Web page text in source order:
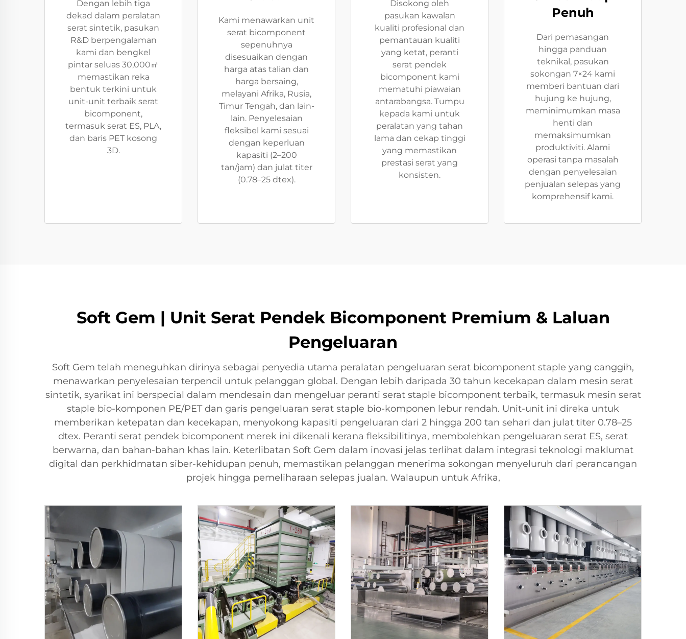
Dengan lebih tiga
dekad dalam peralatan
serat sintetik, pasukan
R&D berpengalaman
kami dan bengkel
pintar seluas 30,000㎡
memastikan reka
bentuk terkini untuk
unit-unit terbaik serat
bicomponent,
termasuk serat ES, PLA,
dan baris PET kosong
3D.
Kami menawarkan unit
serat bicomponent
sepenuhnya
disesuaikan dengan
harga atas talian dan
harga bersaing,
melayani Afrika, Rusia,
Timur Tengah, dan lain-
lain. Penyelesaian
fleksibel kami sesuai
dengan keperluan
kapasiti (2–200
tan/jam) dan julat titer
(0.78–25 dtex).
Disokong oleh
pasukan kawalan
kualiti profesional dan
pemantauan kualiti
yang ketat, peranti
serat pendek
bicomponent kami
mematuhi piawaian
antarabangsa. Tumpu
kepada kami untuk
peralatan yang tahan
lama dan cekap tinggi
yang memastikan
prestasi serat yang
konsisten.
Penuh
Dari pemasangan
hingga panduan
teknikal, pasukan
sokongan 7×24 kami
memberi bantuan dari
hujung ke hujung,
meminimumkan masa
henti dan
memaksimumkan
produktiviti. Alami
operasi tanpa masalah
dengan penyelesaian
penjualan selepas yang
komprehensif kami.
Soft Gem | Unit Serat Pendek Bicomponent Premium & Laluan
Pengeluaran
Soft Gem telah meneguhkan dirinya sebagai penyedia utama peralatan pengeluaran serat bicomponent staple yang canggih,
menawarkan penyelesaian terpencil untuk pelanggan global. Dengan lebih daripada 30 tahun kecekapan dalam mesin serat
sintetik, syarikat ini berspecial dalam mendesain dan mengeluar peranti serat staple bicomponent terbaik, termasuk mesin serat
staple bio-komponen PE/PET dan garis pengeluaran serat staple bio-komponen lebur rendah. Unit-unit ini direka untuk
memberikan ketepatan dan kecekapan, menyokong kapasiti pengeluaran dari 2 hingga 200 tan sehari dan julat titer 0.78–25
dtex. Peranti serat pendek bicomponent merek ini dikenali kerana fleksibilitinya, membolehkan pengeluaran serat ES, serat
berwarna, dan bahan-bahan khas lain. Keterlibatan Soft Gem dalam inovasi jelas terlihat dalam integrasi teknologi maklumat
digital dan perkhidmatan siber-kehidupan penuh, memastikan pelanggan menerima sokongan menyeluruh dari perancangan
projek hingga pemeliharaan selepas jualan. Walaupun untuk Afrika,